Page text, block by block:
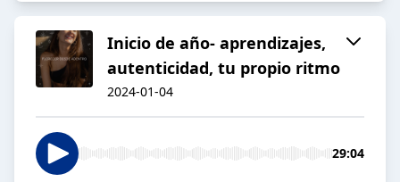
Inicio de año- aprendizajes,
autenticidad, tu propio ritmo
2024-01-04
29:04